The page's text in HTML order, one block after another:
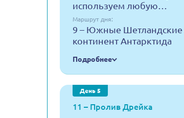
используем любую…
Маршрут дня:
9 – Южные Шетландские
континент Антарктида
Подробнее
День 5
11 – Пролив Дрейка